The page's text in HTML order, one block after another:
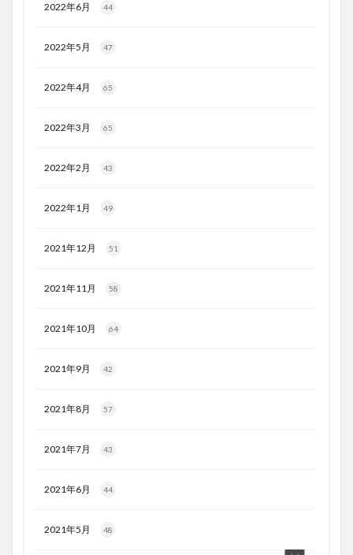
2022年6月 44
2022年5月 47
2022年4月 65
2022年3月 65
2022年2月 43
2022年1月 49
2021年12月 51
2021年11月 58
2021年10月 64
2021年9月 42
2021年8月 57
2021年7月 43
2021年6月 44
2021年5月 48